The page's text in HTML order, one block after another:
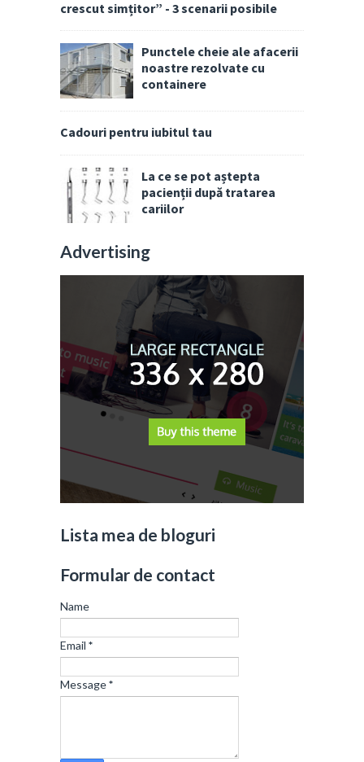
crescut simțitor” - 3 scenarii posibile
Punctele cheie ale afacerii
noastre rezolvate cu
containere
Cadouri pentru iubitul tau
La ce se pot aștepta
pacienții după tratarea
cariilor
Advertising
Lista mea de bloguri
Formular de contact
Name
Email *
Message*